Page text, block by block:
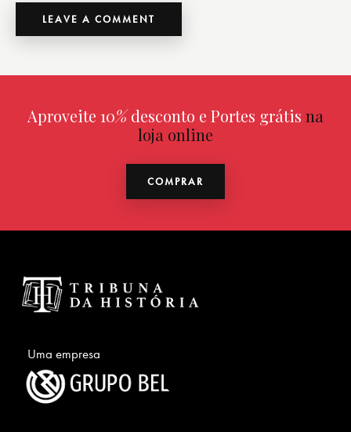
Aproveite 10%desconto e Portes grátis na
loja online
COMPRAR
Uma empresa